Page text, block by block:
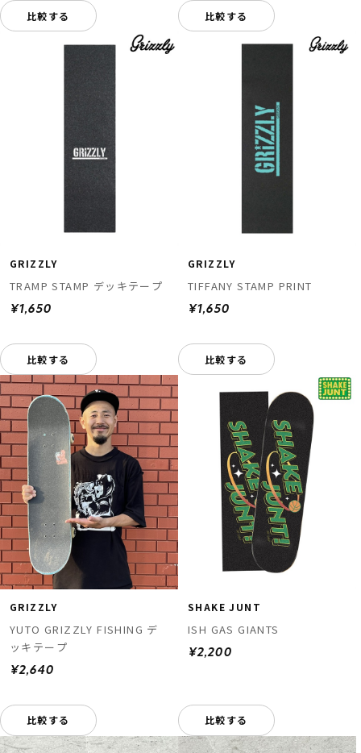
比較する 比較する
GRIZZLY
TRAMP STAMP デッキテープ
¥1,650
比較する
GRIZZLY
TIFFANY STAMP PRINT
¥1,650
比較する
GRIZZLY
YUTO GRIZZLY FISHING デ
ッキテープ
¥2,640
比較する
SHAKE JUNT
ISH GAS GIANTS
¥2,200
比較する